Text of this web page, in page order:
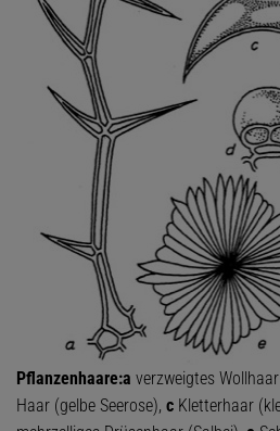
Pflanzenhaare:a verzweigtes
Haar (gelbe Seerose), c Kletterhaar